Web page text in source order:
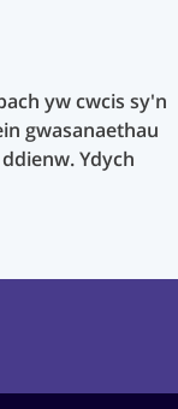
yw cwcis sy'n
gwasanaethau
Ydych